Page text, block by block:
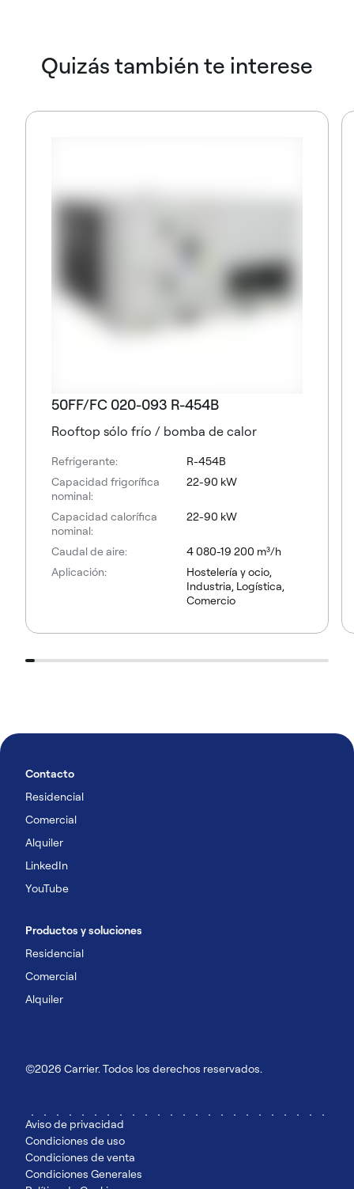
Quizás también te interese
50FF/FC 020-093 R-454B
Rooftop sólo frío / bomba de calor
Refrigerante:
R-454B
Capacidad frigorífica
nominal:
22-90 kW
Capacidad calorífica
nominal:
22-90 kW
Caudal de aire:
4 080-19 200 m³/h
Aplicación:
Hostelería y ocio,
Industria, Logística,
Comercio
Contacto
Residencial
Comercial
Alquiler
LinkedIn
YouTube
Productos y soluciones
Residencial
Comercial
Alquiler
©2026 Carrier. Todos los derechos reservados.
Aviso de privacidad
Condiciones de uso
Condiciones de venta
Condiciones Generales